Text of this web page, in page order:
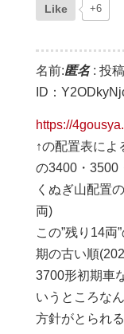
Like +6
名前:匿名: 投
ID：
https://
↑の配置表によ
の3400・3500
くぬぎ山配置
両)
この”残り14
期の古い順
3700形初期車
いうところな
方針がとられ